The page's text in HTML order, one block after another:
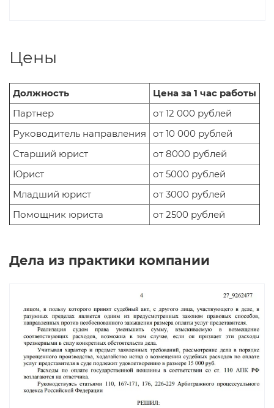
Цены
Должность
Цена за 1 час работы
Партнер
от 12 000 рублей
Руководитель направления
от 10 000 рублей
Старший юрист
от 8000 рублей
Юрист
от 5000 рублей
Младший юрист
от 3000 рублей
Помощник юриста
от 2500 рублей
Дела из практики компании